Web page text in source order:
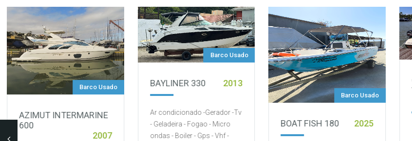
Barco Usado
AZIMUT INTERMARINE
600
2007
Barco Usado
BAYLINER 330 2013
Ar condicionado -Gerador -Tv
- Geladeira - Fogao - Micro
ondas - Boiler - Gps - Vhf -
Barco Usado
BOAT FISH 180 2025